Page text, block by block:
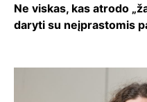
Ne viskas, kas atrodo
daryti su neįprastomis